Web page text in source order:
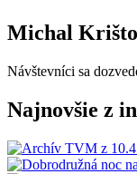
Michal
Návštevníci sa
Najnovšie z